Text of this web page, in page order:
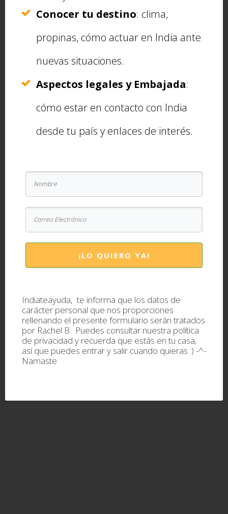
impresionantes.
Conocer tu destino: clima,
propinas, cómo actuar en India ante
nuevas situaciones.
Aspectos legales y Embajada:
cómo estar en contacto con India
desde tu país y enlaces de interés.
¡LO QUIERO YA!
Indiateayuda, te informa que los datos de
carácter personal que nos proporciones
rellenando el presente formulario serán tratados
por Rachel B. Puedes consultar nuestra política
de privacidad y recuerda que estás en tu casa,
así que puedes entrar y salir cuando quieras :) -^-
Namaste